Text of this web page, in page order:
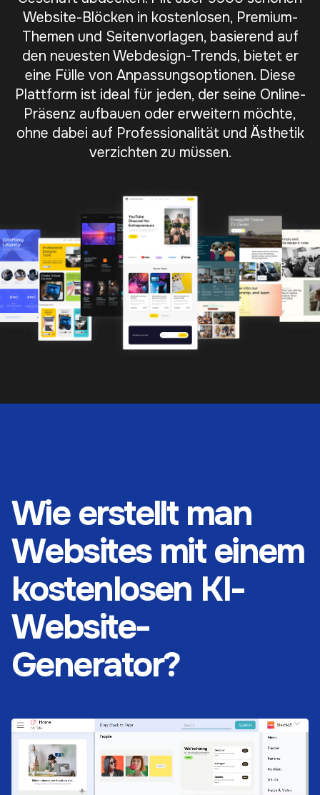
Website-Blöcken in kostenlosen, Premium-
Themen und Seitenvorlagen, basierend auf
den neuesten Webdesign-Trends, bietet er
eine Fülle von Anpassungsoptionen. Diese
Plattform ist ideal für jeden, der seine Online-
Präsenz aufbauen oder erweitern möchte,
ohne dabei auf Professionalität und Ästhetik
verzichten zu müssen.
Wie erstellt man
Websites mit einem
kostenlosen KI-
Website-
Generator?